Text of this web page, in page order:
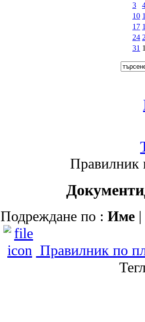
3
10
17
24
31
Правилник
Документи
Подреждане по : Име |
Правилник по